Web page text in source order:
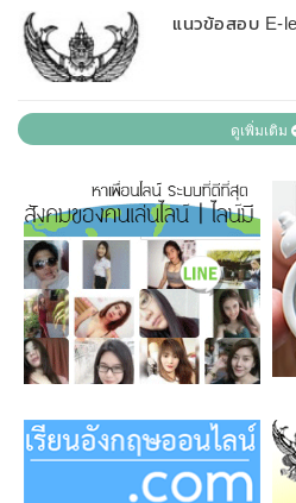
แนวข้อสอบ E-
ดูเพิ่มเติม